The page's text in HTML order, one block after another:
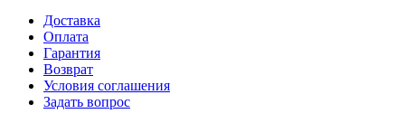
Доставка
Оплата
Гарантия
Возврат
Условия соглашения
Задать вопрос